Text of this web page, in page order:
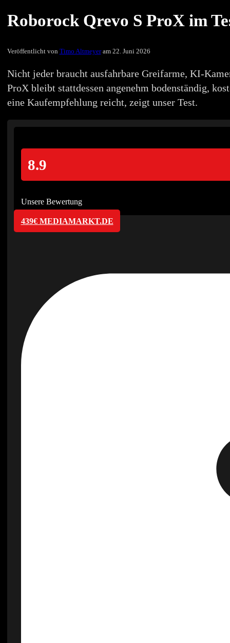
Roborock Qrevo S ProX im
Veröffentlicht von Timo Altmeyeram 22. Juni 2026
Nicht jeder braucht ausfahrbare Greifarme, KI-
ProX bleibt stattdessen angenehm bodenständig,
eine Kaufempfehlung reicht, zeigt unser Test.
8.9
Unsere Bewertung
439€ MEDIAMARKT.DE